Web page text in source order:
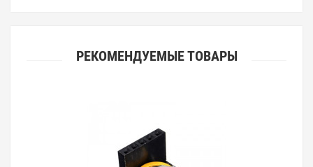
РЕКОМЕНДУЕМЫЕ ТОВАРЫ